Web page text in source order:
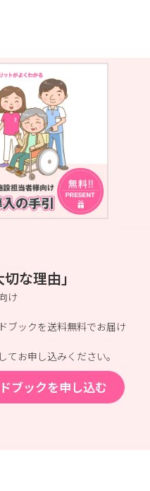
な理由」
け
ブックを送料無料でお届け
お申し込みください。
ブックを申し込む